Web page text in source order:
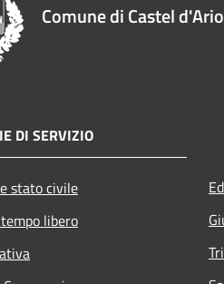
Comune di Castel d'Ario
DI SERVIZIO
stato civile
libero